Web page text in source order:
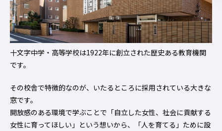
十文字中学・高等学校は1922年に創立された歴史ある教育機関
です。
その校舎で特徴的なのが、いたるところに採用されている大きな
窓です。
開放感のある環境で学ぶことで「自立した女性、社会に貢献する
女性に育ってほしい」という想いから、「人を育てる」ために設